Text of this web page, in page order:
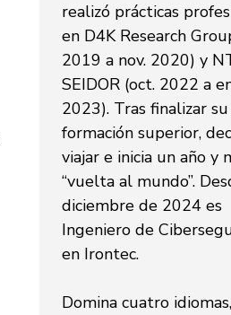
realizó prácticas
en D4K Research
2019 a nov. 2020) y
SEIDOR (oct. 2022 a
2023). Tras finalizar su
formación superior,
viajar e inicia un año y
“vuelta al mundo”.
diciembre de 2024 es
Ingeniero de
en Irontec.
Domina cuatro